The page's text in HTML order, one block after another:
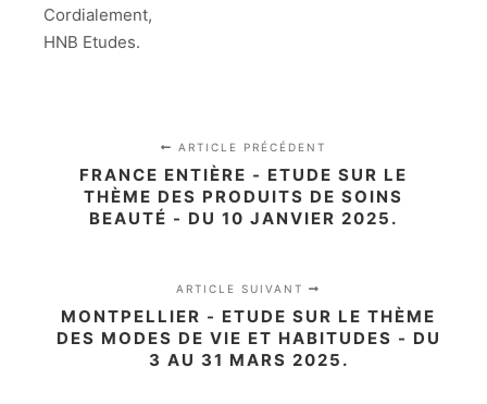
Cordialement,
HNB Etudes.
ARTICLE PRÉCÉDENT
FRANCE ENTIÈRE - ETUDE SUR LE
THÈME DES PRODUITS DE SOINS
BEAUTÉ - DU 10 JANVIER 2025.
ARTICLE SUIVANT
MONTPELLIER - ETUDE SUR LE THÈME
DES MODES DE VIE ET HABITUDES - DU
3 AU 31 MARS 2025.